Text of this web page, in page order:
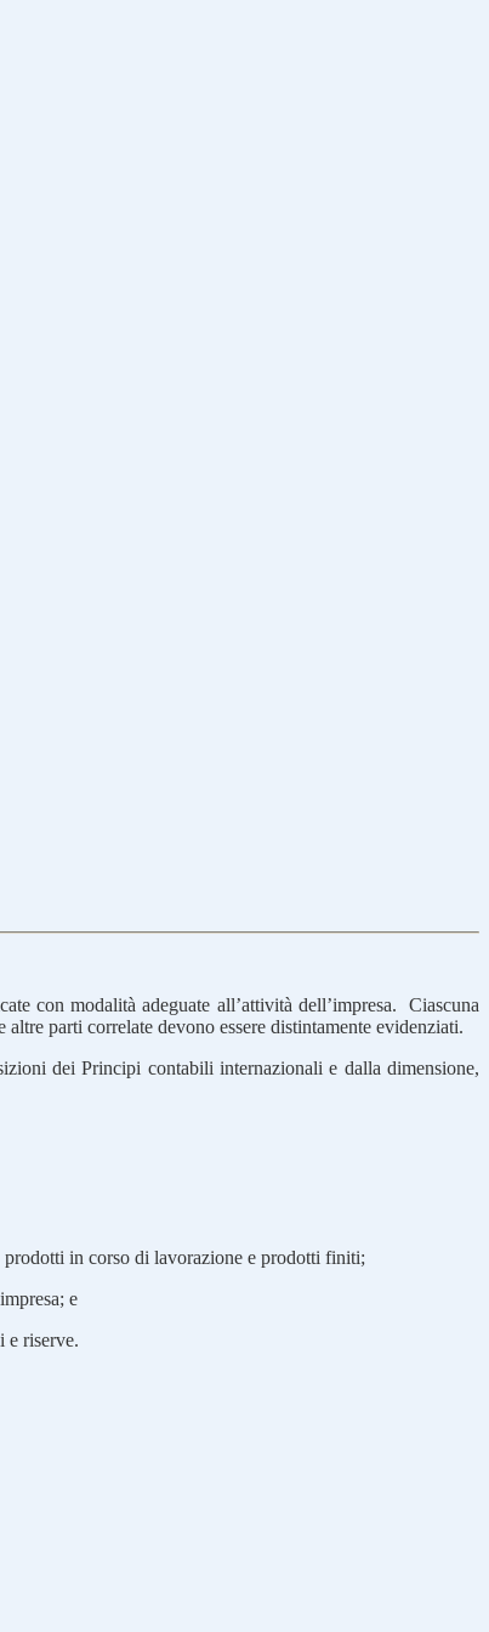
con modalità adeguate all’attività dell’impresa. Ciascuna
parti correlate devono essere distintamente evidenziati.
dei Principi contabili internazionali e dalla dimensione,
in corso di lavorazione e prodotti finiti;
e
e riserve.